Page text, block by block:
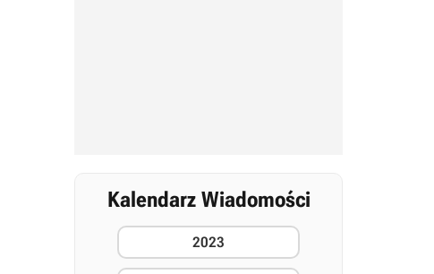
Kalendarz Wiadomości
2023